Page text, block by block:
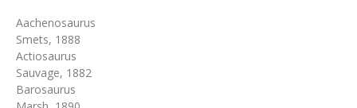
Aachenosaurus
Smets, 1888
Actiosaurus
Sauvage, 1882
Barosaurus